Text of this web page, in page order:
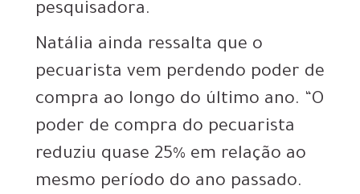
pesquisadora.
Natália ainda ressalta que o
pecuarista vem perdendo poder de
compra ao longo do último ano. “O
poder de compra do pecuarista
reduziu quase 25% em relação ao
mesmo período do ano passado.